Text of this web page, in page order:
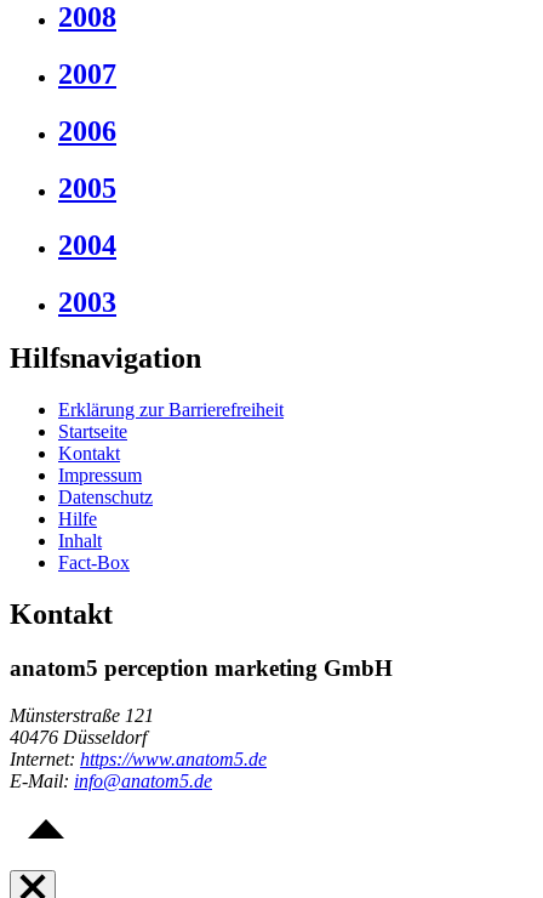
2008
2007
2006
2005
2004
2003
Hilfsnavigation
Erklärung zur Barrierefreiheit
Startseite
Kontakt
Impressum
Datenschutz
Hilfe
Inhalt
Fact-Box
Kontakt
anatom5 perception marketing GmbH
Münsterstraße 121
40476 Düsseldorf
Internet: https://www.anatom5.de
E-Mail: info@anatom5.de